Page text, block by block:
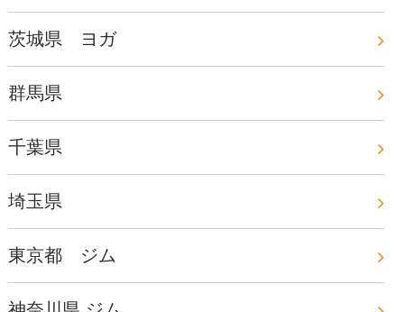
茨城県 ヨガ
群馬県
千葉県
埼玉県
東京都 ジム